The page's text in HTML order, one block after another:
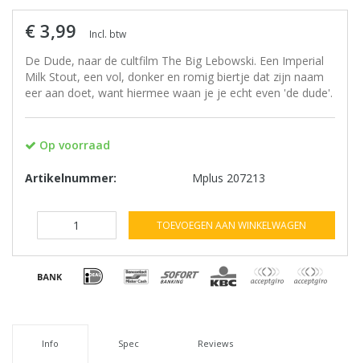
€ 3,99 Incl. btw
De Dude, naar de cultfilm The Big Lebowski. Een Imperial
Milk Stout, een vol, donker en romig biertje dat zijn naam
eer aan doet, want hiermee waan je je echt even 'de dude'.
Op voorraad
Artikelnummer: Mplus 207213
TOEVOEGEN AAN WINKELWAGEN
Info Spec Reviews